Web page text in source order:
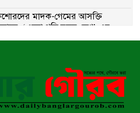
মাদক-গেমের আসক্তি
‘এসো গড়ি নতুন দেশ’-এর
বিতরণ
সরকারি খাস জমির রাস্তা দখল,
চরম দুর্ভোগ; ইউএনওর হস্তক্ষেপ